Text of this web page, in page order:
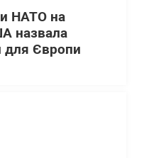
НАТО на
назвала
для Європи